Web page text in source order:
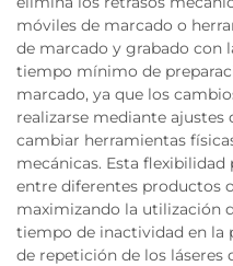
móviles de marcado o
de marcado y grabado con
tiempo mínimo de
marcado, ya que los
realizarse mediante ajustes
cambiar herramientas
mecánicas. Esta
entre diferentes productos
maximizando la utilización
tiempo de inactividad en la
de repetición de los láseres